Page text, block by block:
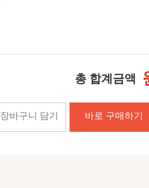
총 합계금액
장바구니 담기 바로 구매하기